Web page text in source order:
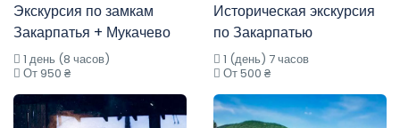
Экскурсия по замкам
Закарпатья + Мукачево
1 день (8 часов)
От 950 ₴
Историческая экскурсия
по Закарпатью
1 (день) 7 часов
От 500 ₴